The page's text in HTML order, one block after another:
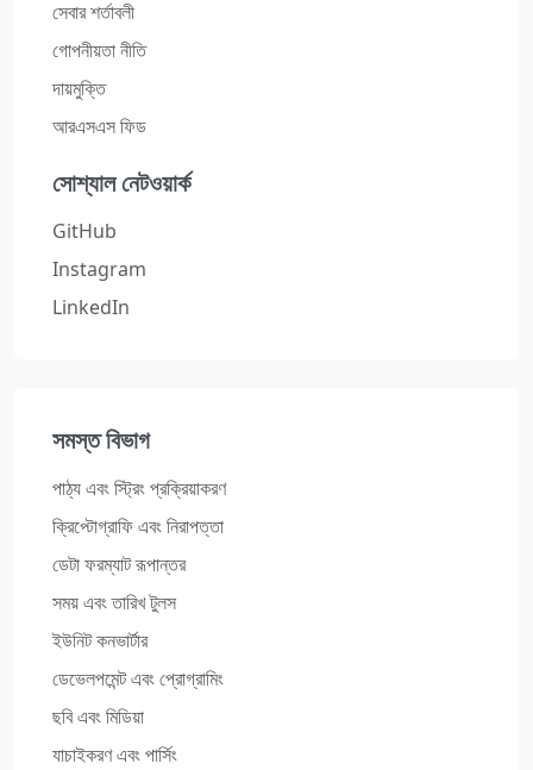
সেবার শর্তাবলী
গোপনীয়তা নীতি
দায়মুক্তি
আরএসএস ফিড
সোশ্যাল নেটওয়ার্ক
GitHub
Instagram
LinkedIn
সমস্ত বিভাগ
পাঠ্য এবং স্ট্রিং প্রক্রিয়াকরণ
ক্রিপ্টোগ্রাফি এবং নিরাপত্তা
ডেটা ফরম্যাট রূপান্তর
সময় এবং তারিখ টুলস
ইউনিট কনভার্টার
ডেভেলপমেন্ট এবং প্রোগ্রামিং
ছবি এবং মিডিয়া
যাচাইকরণ এবং পার্সিং